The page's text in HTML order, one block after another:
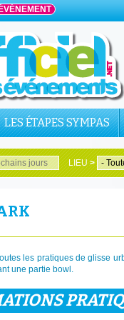
ÉVÉNEMENT
LES ÉTAPES SYMPAS
LIEU>
les pratiques de glisse
une partie bowl.